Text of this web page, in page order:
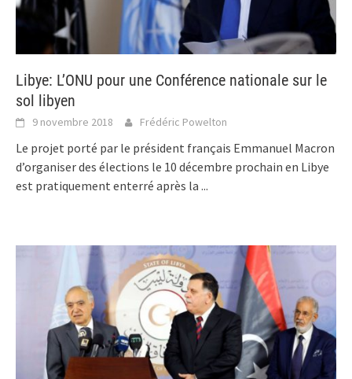
Libye: L’ONU pour une Conférence nationale sur le
sol libyen
9 novembre 2018 Frédéric Powelton
Le projet porté par le président français Emmanuel Macron
d’organiser des élections le 10 décembre prochain en Libye
est pratiquement enterré après la ...